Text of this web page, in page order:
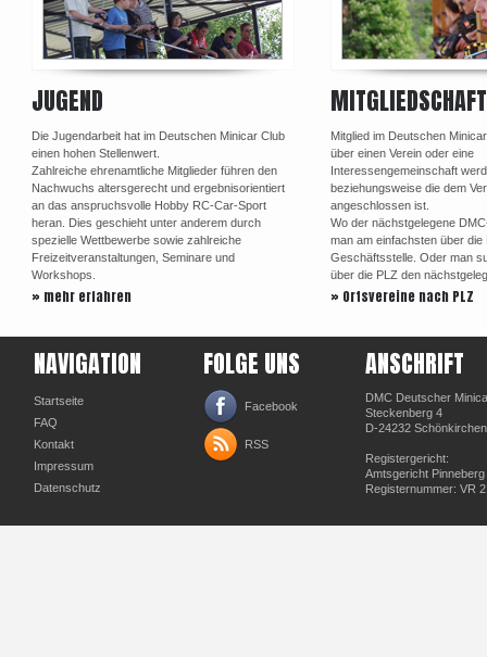
JUGEND
Die Jugendarbeit hat im Deutschen Minicar Club
einen hohen Stellenwert.
Zahlreiche ehrenamtliche Mitglieder führen den
Nachwuchs altersgerecht und ergebnisorientiert
an das anspruchsvolle Hobby RC-Car-Sport
heran. Dies geschieht unter anderem durch
spezielle Wettbewerbe sowie zahlreiche
Freizeitveranstaltungen, Seminare und
Workshops.
» mehr erfahren
MITGLIEDSCHAFT
Mitglied im Deutschen
über einen Verein oder eine
Interessengemeinschaft
beziehungsweise die dem
angeschlossen ist.
Wo der nächstgelegene
man am einfachsten über die
Geschäftsstelle. Oder man
über die PLZ den
» Ortsvereine nach PLZ
NAVIGATION
Startseite
FAQ
Kontakt
Impressum
Datenschutz
FOLGE UNS
Facebook
RSS
ANSCHRIFT
DMC Deutscher
Steckenberg 4
D-24232 Schönkirchen
Registergericht:
Amtsgericht Pinneberg
Registernummer: VR